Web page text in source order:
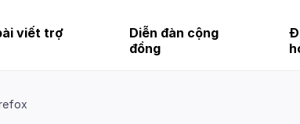
viết trợ
Diễn đàn cộng
đồng